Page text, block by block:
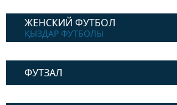
ЖЕНСКИЙ ФУТБОЛ
ҚЫЗДАР ФУТБОЛЫ
ФУТЗАЛ